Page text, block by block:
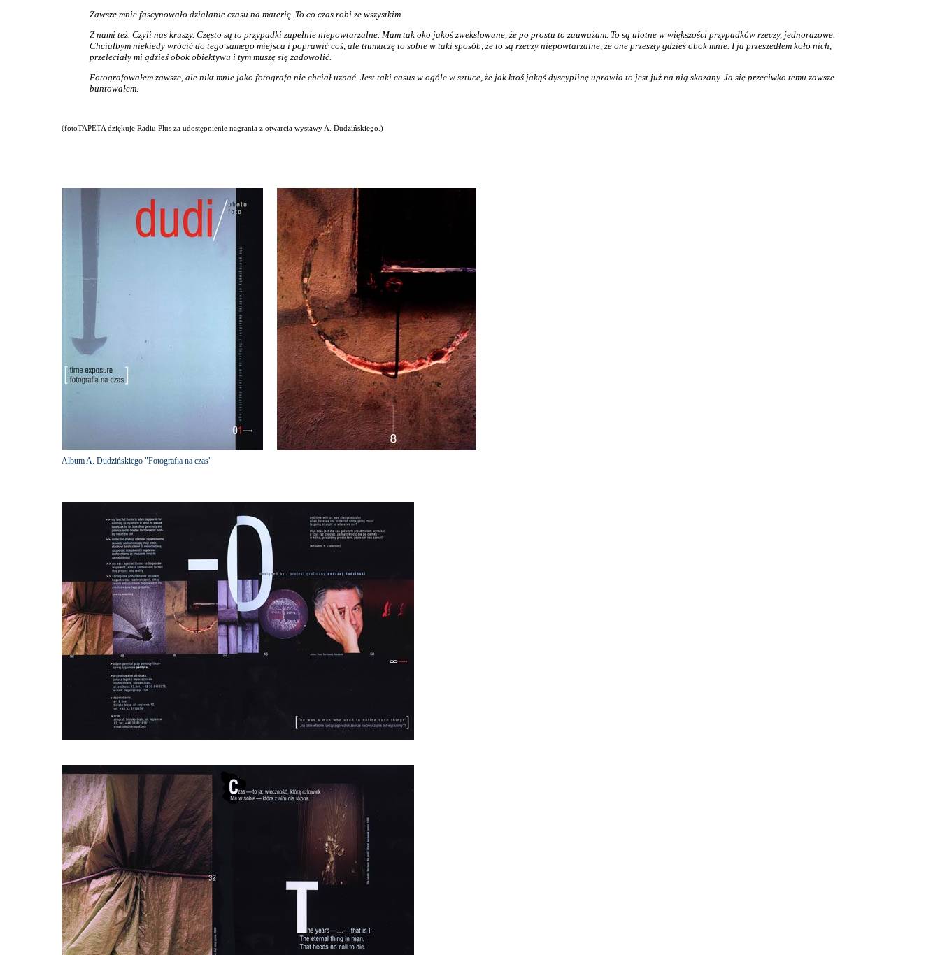
Zawsze mnie fascynowało działanie czasu na materię. To co czas robi ze wszystkim.
Z nami też. Czyli nas kruszy. Często są to przypadki zupełnie niepowtarzalne. Mam tak oko jakoś zwekslowane, że po prostu to zauważam. To są ulotne w większości przypadków rzeczy, jednorazowe.
Chciałbym niekiedy wrócić do tego samego miejsca i poprawić coś, ale tłumaczę to sobie w taki sposób, że to są rzeczy niepowtarzalne, że one przeszły gdzieś obok mnie. I ja przeszedłem koło nich,
przeleciały mi gdzieś obok obiektywu i tym muszę się zadowolić.
Fotografowałem zawsze, ale nikt mnie jako fotografa nie chciał uznać. Jest taki casus w ogóle w sztuce, że jak ktoś jakąś dyscyplinę uprawia to jest już na nią skazany. Ja się przeciwko temu zawsze
buntowałem.
(fotoTAPETA dziękuje Radiu Plus za udostępnienie nagrania z otwarcia wystawy A. Dudzińskiego.)
Album A. Dudzińskiego "Fotografia na czas"